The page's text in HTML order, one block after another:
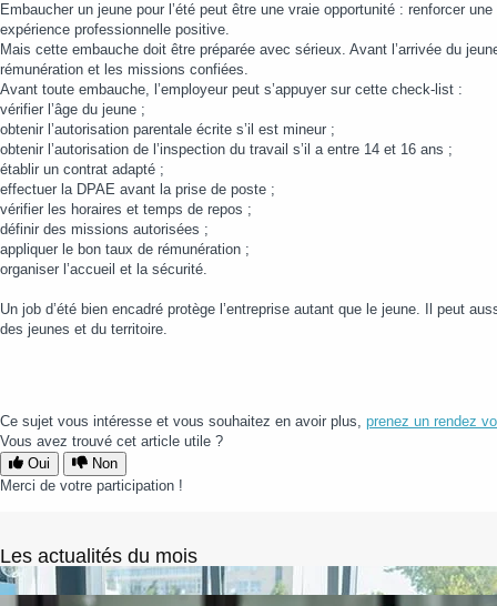
Embaucher un jeune pour l’été peut être une vraie opportunité : renforcer
expérience professionnelle positive.
Mais cette embauche doit être préparée avec sérieux. Avant l’arrivée du
rémunération et les missions confiées.
Avant toute embauche, l’employeur peut s’appuyer sur cette check-list :
vérifier l’âge du jeune ;
obtenir l’autorisation parentale écrite s’il est mineur ;
obtenir l’autorisation de l’inspection du travail s’il a entre 14 et 16 ans ;
établir un contrat adapté ;
effectuer la DPAE avant la prise de poste ;
vérifier les horaires et temps de repos ;
définir des missions autorisées ;
appliquer le bon taux de rémunération ;
organiser l’accueil et la sécurité.
Un job d’été bien encadré protège l’entreprise autant que le jeune. Il peut
des jeunes et du territoire.
Ce sujet vous intéresse et vous souhaitez en avoir plus, prenez un rendez
Vous avez trouvé cet article utile ?
Oui
Non
Merci de votre participation !
Les actualités du mois